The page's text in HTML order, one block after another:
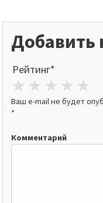
Добавить
Рейтинг*
4
3 stars
2 stars
1 star
Ваш e-mail не будет
*
Комментарий